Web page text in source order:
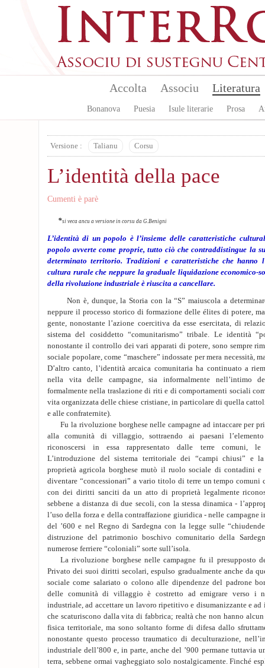
Accolta Associu Literatura
Bonanova Puesia Isule literarie Prosa
Versione : Talianu Corsu
L’identità della pace
Cumenti è parè
*si veca ancu a versione in corsu da G.Benigni
L’identità di un popolo è l’insieme delle caratteristiche
popolo avverte come proprie, tutto ciò che contraddistingue la
determinato territorio. Tradizioni e caratteristiche che hanno
cultura rurale che neppure la graduale liquidazione economico-
della rivoluzione industriale è riuscita a cancellare.
Non è, dunque, la Storia con la “S” maiuscola a
neppure il processo storico di formazione delle élites di potere,
gente, nonostante l’azione coercitiva da esse esercitata, di
sistema del cosiddetto “comunitarismo” tribale. Le identità
nonostante il controllo dei vari apparati di potere, sono sempre
sociale popolare, come “maschere” indossate per mera necessità,
D’altro canto, l’identità arcaica comunitaria ha continuato a
nella vita delle campagne, sia informalmente nell’intimo
formalmente nella traslazione di riti e di comportamenti sociali
vita organizzata delle chiese cristiane, in particolare di quella
e alle confraternite).
Fu la rivoluzione borghese nelle campagne ad intaccare per
alla comunità di villaggio, sottraendo ai paesani
riconoscersi in essa rappresentato dalle terre comuni, le
L’introduzione del sistema territoriale dei “campi chiusi” e
proprietà agricola borghese mutò il ruolo sociale di contadini
diventare “concessionari” a vario titolo di terre un tempo comuni
con dei diritti sanciti da un atto di proprietà legalmente
sebbene a distanza di due secoli, con la stessa dinamica -
l’uso della forza e della contraffazione giuridica - nelle campagne
del ’600 e nel Regno di Sardegna con la legge sulle
distruzione del patrimonio boschivo comunitario della
numerose ferriere “coloniali” sorte sull’isola.
La rivoluzione borghese nelle campagne fu il presupposto
Privato dei suoi diritti secolari, espulso gradualmente anche da
sociale come salariato o colono alle dipendenze del padrone
delle comunità di villaggio è costretto ad emigrare verso i
industriale, ad accettare un lavoro ripetitivo e disumanizzante e
che scaturiscono dalla vita di fabbrica; realtà che non hanno
fisica territoriale, ma sono soltanto forme di difesa dallo
nonostante questo processo traumatico di deculturazione,
industriale dell’800 e, in parte, anche del ’900 permane tuttavia
terra, sebbene ormai vagheggiato solo nostalgicamente. Finché